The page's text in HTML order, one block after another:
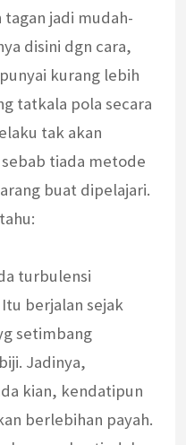
jadi mudah-
disini dgn cara,
kurang lebih
tatkala pola secara
tak akan
tiada metode
buat dipelajari.
turbulensi
berjalan sejak
setimbang
Jadinya,
kian, kendatipun
berlebihan payah.